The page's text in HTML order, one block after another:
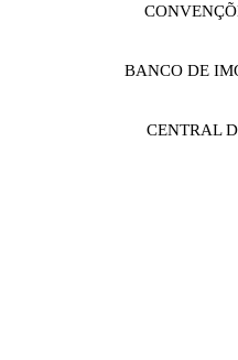
BANCO DE
CENTRAL